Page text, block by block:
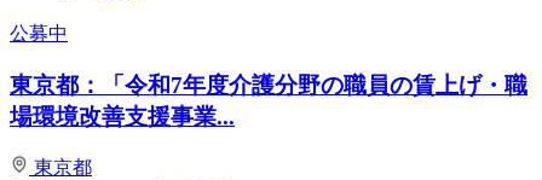
公募中
東京都：「令和7年度介護分野の職員の賃上げ・職
場環境改善支援事業...
東京都